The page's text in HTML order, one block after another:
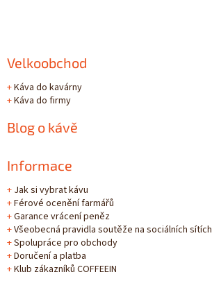
Velkoobchod
+Káva do kavárny
+Káva do firmy
Blog o kávě
Informace
+ Jak si vybrat kávu
+Férové ocenění farmářů
+Garance vrácení peněz
+Všeobecná pravidla soutěže na sociálních sítích
+Spolupráce pro obchody
+Doručení a platba
+Klub zákazníků COFFEEIN